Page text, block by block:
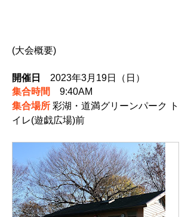
(大会概要)
開催日
2023年3月19日（日）
集合時間
9:40AM
集合場所 彩湖・道満グリーンパーク ト
イレ(遊戯広場)前